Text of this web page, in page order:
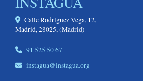
Calle Rodríguez Vega, 12,
Madrid,28025,(Madrid)
91 525 50 67
instagua
instagua.org